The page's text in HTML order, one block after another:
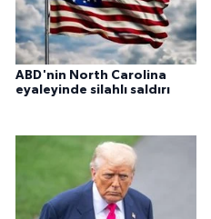
ABD'nin North Carolina
eyaleyinde silahlı saldırı